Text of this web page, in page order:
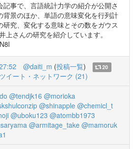
事で、言語統計力学の紹介が公開さ
背景のほか、単語の意味変化を行列計
究、変化する意味とその数をガウス
上さんの研究を紹介しています。
@daiti_m (投稿一覧)
20
イート・ネットワーク (21)
@tendjk16 @morioka
@shinapple @chemicl_t
@uboku123 @atombb1973
@armitage_take @mamoruk